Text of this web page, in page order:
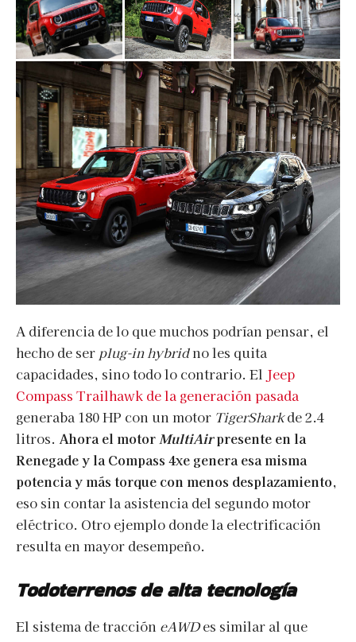
A diferencia de lo que muchos podrían pensar, el
hecho de ser plug-in hybridno les quita
capacidades, sino todo lo contrario. El Jeep
Compass Trailhawk de la generación pasada
generaba 180 HP con un motor TigerSharkde 2.4
litros. Ahora el motorMultiAirpresente en la
Renegade y la Compass 4xe genera esa misma
potencia y más torque con menos desplazamiento,
eso sin contar la asistencia del segundo motor
eléctrico. Otro ejemplo donde la electrificación
resulta en mayor desempeño.
Todoterrenos de alta tecnología
El sistema de tracción eAWDes similar al que